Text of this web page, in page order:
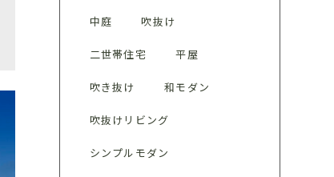
中庭 吹抜け
二世帯住宅 平屋
吹き抜け 和モダン
吹抜けリビング
シンプルモダン